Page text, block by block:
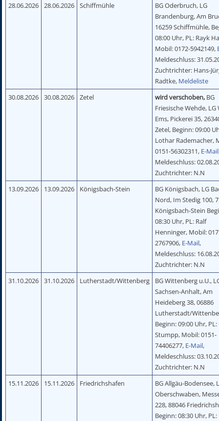
28.06.2026
28.06.2026 Schiffmühle
BG Oderbruch, LG
Brandenburg, Am
16259 Schiffmühle,
08:00 Uhr, PL: Rayk
Mobil: 0172-5942149,
Meldeschluss:
Zuchtrichter: Hans-
Radtke, Meldeliste
30.08.2026
30.08.2026 Zetel wird verschoben, BG
Friesische Wehde, LG
Ems, Pickerei 35,
Zetel, Beginn: 09:00
Lothar Rademacher,
0151-56302311, E-Mail
Meldeschluss:
Zuchtrichter: N.N
13.09.2026
13.09.2026 Königsbach-Stein
BG Königsbach, LG
Nord, Im Stedig 100,
Königsbach-Stein
08:30 Uhr, PL: Ralf
Henninger, Mobil:
2767906, E-Mail,
Meldeschluss:
Zuchtrichter: N.N
31.10.2026
31.10.2026 Lutherstadt/Wittenberg
BG Wittenberg u.U.,
Sachsen-Anhalt, Am
Heideberg 38, 06886
Lutherstadt/
Beginn: 09:00 Uhr,
Stumpp, Mobil: 0151-
74406277, E-Mail,
Meldeschluss:
Zuchtrichter: N.N
15.11.2026
15.11.2026 Friedrichshafen
BG Allgäu-Bodensee,
Oberschwaben,
228, 88046
Beginn: 08:30 Uhr, PL: